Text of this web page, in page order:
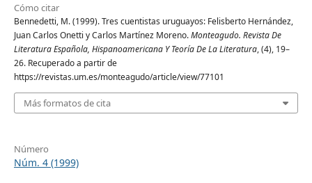
Cómo citar
Bennedetti, M. (1999). Tres cuentistas uruguayos: Felisberto Hernández,
Juan Carlos Onetti y Carlos Martínez Moreno.Monteagudo. Revista De
Literatura Española, Hispanoamericana Y Teoría De La Literatura, (4), 19–
26. Recuperado a partir de
https://revistas.um.es/monteagudo/article/view/77101
Más formatos de cita
Número
Núm. 4 (1999)